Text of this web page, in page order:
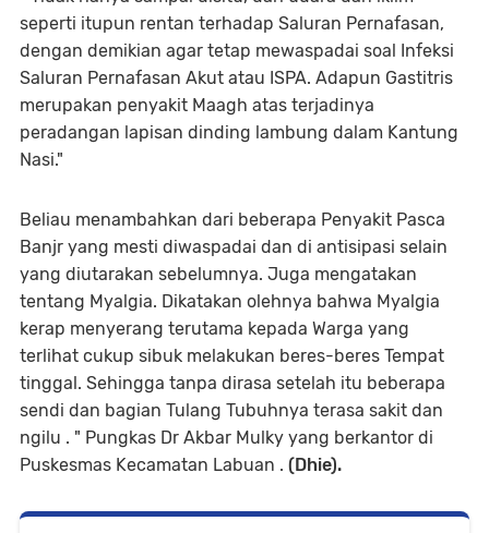
seperti itupun rentan terhadap Saluran Pernafasan,
dengan demikian agar tetap mewaspadai soal Infeksi
Saluran Pernafasan Akut atau ISPA. Adapun Gastitris
merupakan penyakit Maagh atas terjadinya
peradangan lapisan dinding lambung dalam Kantung
Nasi."
Beliau menambahkan dari beberapa Penyakit Pasca
Banjr yang mesti diwaspadai dan di antisipasi selain
yang diutarakan sebelumnya. Juga mengatakan
tentang Myalgia. Dikatakan olehnya bahwa Myalgia
kerap menyerang terutama kepada Warga yang
terlihat cukup sibuk melakukan beres-beres Tempat
tinggal. Sehingga tanpa dirasa setelah itu beberapa
sendi dan bagian Tulang Tubuhnya terasa sakit dan
ngilu . " Pungkas Dr Akbar Mulky yang berkantor di
Puskesmas Kecamatan Labuan . (Dhie).